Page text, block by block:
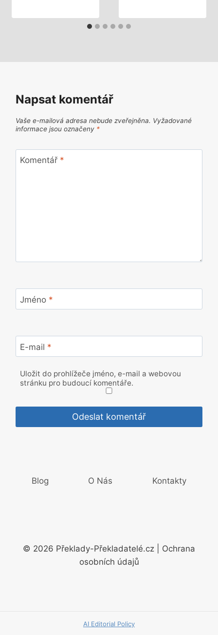
Napsat komentář
Vaše e-mailová adresa nebude zveřejněna. Vyžadované
informace jsou označeny *
Komentář *
Jméno *
E-mail *
Uložit do prohlížeče jméno, e-mail a webovou
stránku pro budoucí komentáře.
Blog O Nás Kontakty
© 2026 Překlady-Překladatelé.cz | Ochrana
osobních údajů
AI Editorial Policy